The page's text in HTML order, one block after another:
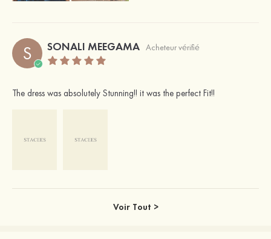
S SONALI MEEGAMA Acheteur vérifié
The dress was absolutely Stunning!! it was the perfect Fit!!
Voir Tout >